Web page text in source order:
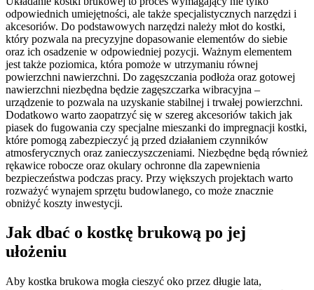
odpowiednich umiejętności, ale także specjalistycznych narzędzi i
akcesoriów. Do podstawowych narzędzi należy młot do kostki,
który pozwala na precyzyjne dopasowanie elementów do siebie
oraz ich osadzenie w odpowiedniej pozycji. Ważnym elementem
jest także poziomica, która pomoże w utrzymaniu równej
powierzchni nawierzchni. Do zagęszczania podłoża oraz gotowej
nawierzchni niezbędna będzie zagęszczarka wibracyjna –
urządzenie to pozwala na uzyskanie stabilnej i trwałej powierzchni.
Dodatkowo warto zaopatrzyć się w szereg akcesoriów takich jak
piasek do fugowania czy specjalne mieszanki do impregnacji kostki,
które pomogą zabezpieczyć ją przed działaniem czynników
atmosferycznych oraz zanieczyszczeniami. Niezbędne będą również
rękawice robocze oraz okulary ochronne dla zapewnienia
bezpieczeństwa podczas pracy. Przy większych projektach warto
rozważyć wynajem sprzętu budowlanego, co może znacznie
obniżyć koszty inwestycji.
Jak dbać o kostkę brukową po jej
ułożeniu
Aby kostka brukowa mogła cieszyć oko przez długie lata,